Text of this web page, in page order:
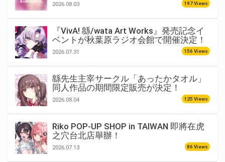
2026.08.03 197 Views
『VivA! 緜/wata Art Works』発売記念イ
ベントが秋葉原ラジオ会館で開催決定！
2026.07.31 156 Views
緜先生主宰サークル「あったかタオル」
同人作品の期間限定販売が決定！
2026.08.04 125 Views
Riko POP-UP SHOP in TAIWAN 即將在虎
之穴台北店舉辦！
2026.07.13 86 Views